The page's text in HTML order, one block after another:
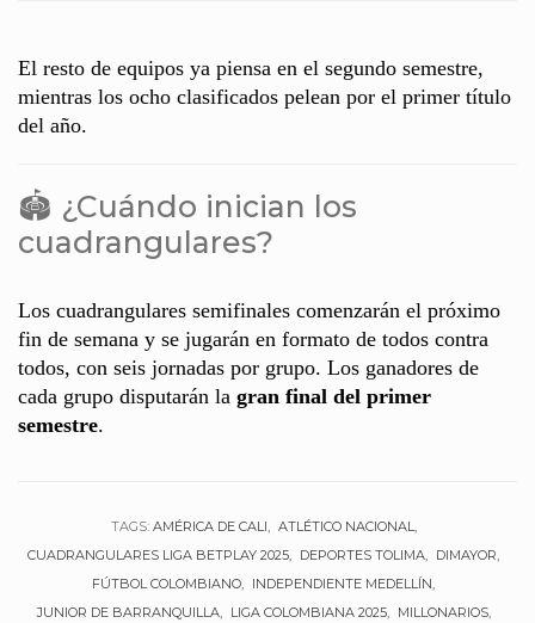
El resto de equipos ya piensa en el segundo semestre,
mientras los ocho clasificados pelean por el primer título
del año.
🏟️ ¿Cuándo inician los
cuadrangulares?
Los cuadrangulares semifinales comenzarán el próximo
fin de semana y se jugarán en formato de todos contra
todos, con seis jornadas por grupo. Los ganadores de
cada grupo disputarán la gran final del primer
semestre.
TAGS: AMÉRICA DE CALI
ATLÉTICO NACIONAL
CUADRANGULARES LIGA BETPLAY 2025
DEPORTES TOLIMA
DIMAYOR
FÚTBOL COLOMBIANO
INDEPENDIENTE MEDELLÍN
JUNIOR DE BARRANQUILLA
LIGA COLOMBIANA 2025
MILLONARIOS